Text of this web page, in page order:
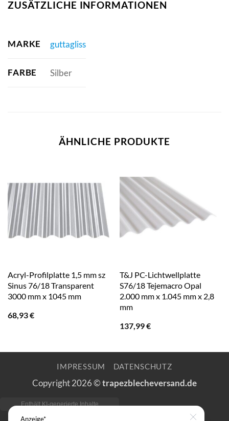
ZUSÄTZLICHE INFORMATIONEN
MARKE guttagliss
FARBE Silber
ÄHNLICHE PRODUKTE
Acryl-Profilplatte 1,5 mm sz
Sinus 76/18 Transparent
3000 mm x 1045 mm
68,93€
T&J PC-Lichtwellplatte
S76/18 Tejemacro Opal
2.000 mm x 1.045 mm x 2,8
mm
137,99€
IMPRESSUM DATENSCHUTZ
Copyright 2026 ©trapezblecheversand.de
Anzeige*